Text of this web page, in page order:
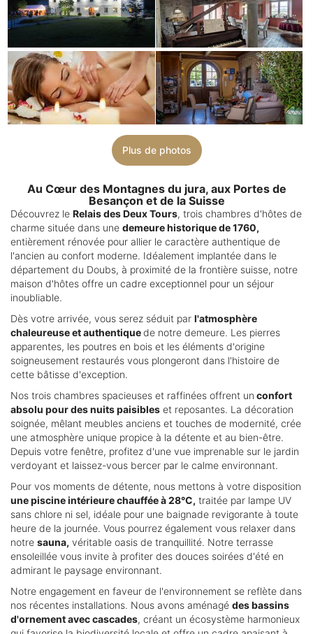
Plus de photos
Au Cœur des Montagnes du jura, aux Portes de
Besançon et de la Suisse
Découvrez le Relais des Deux Tours, trois chambres d'hôtes de
charme située dans une demeure historique de 1760,
entièrement rénovée pour allier le caractère authentique de
l'ancien au confort moderne. Idéalement implantée dans le
département du Doubs, à proximité de la frontière suisse, notre
maison d'hôtes offre un cadre exceptionnel pour un séjour
inoubliable.
Dès votre arrivée, vous serez séduit par l'atmosphère
chaleureuse et authentiquede notre demeure. Les pierres
apparentes, les poutres en bois et les éléments d'origine
soigneusement restaurés vous plongeront dans l'histoire de
cette bâtisse d'exception.
Nos trois chambres spacieuses et raffinées offrent un confort
absolu pour des nuits paisibles et reposantes. La décoration
soignée, mêlant meubles anciens et touches de modernité, crée
une atmosphère unique propice à la détente et au bien-être.
Depuis votre fenêtre, profitez d'une vue imprenable sur le jardin
verdoyant et laissez-vous bercer par le calme environnant.
Pour vos moments de détente, nous mettons à votre disposition
une piscine intérieure chauffée à 28°C, traitée par lampe UV
sans chlore ni sel, idéale pour une baignade revigorante à toute
heure de la journée. Vous pourrez également vous relaxer dans
notre sauna, véritable oasis de tranquillité. Notre terrasse
ensoleillée vous invite à profiter des douces soirées d'été en
admirant le paysage environnant.
Notre engagement en faveur de l'environnement se reflète dans
nos récentes installations. Nous avons aménagé des bassins
d'ornement avec cascades, créant un écosystème harmonieux